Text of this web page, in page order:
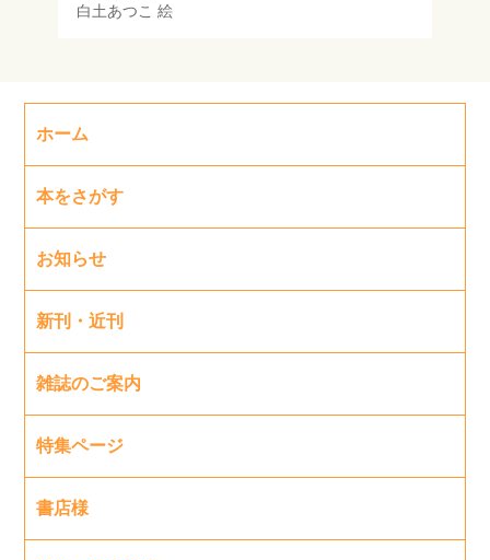
白土あつこ 絵
ホーム
本をさがす
お知らせ
新刊・近刊
雑誌のご案内
特集ページ
書店様